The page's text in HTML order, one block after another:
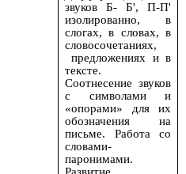
звуков Б- Б', П-П'
изолированно, в
слогах, в словах, в
словосочетаниях,
предложениях и в
тексте.
Соотнесение звуков
с символами и
«опорами» для их
обозначения на
письме. Работа со
словами-
паронимами.